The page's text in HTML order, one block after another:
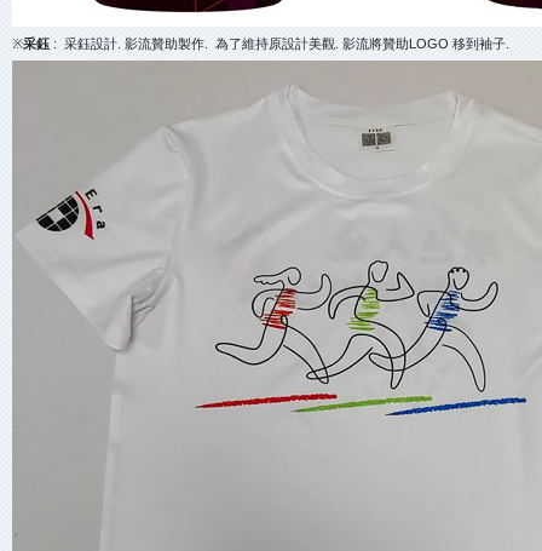
※采鈺 : 采鈺設計. 影流贊助製作. 為了維持原設計美觀. 影流將贊助LOGO 移到袖子.